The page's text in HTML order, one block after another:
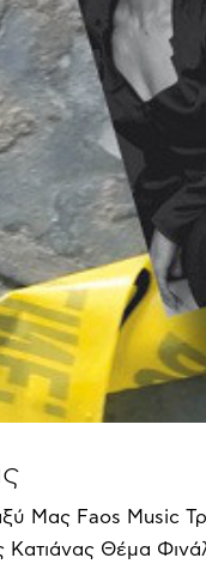
Μας Faos Music
Θέμα